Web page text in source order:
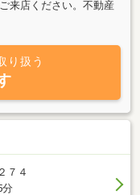
来店ください。不動産
もご相談くださ
件無料相談査定
り扱う
７４